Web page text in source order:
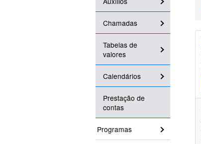
Chamadas
Tabelas de
valores
Calendários
Prestação de
contas
Programas